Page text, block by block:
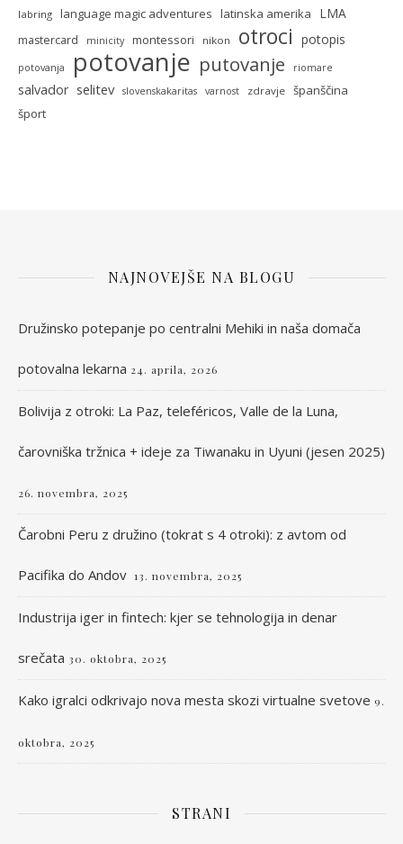
labring language magic adventures latinska amerika LMA
mastercard minicity montessori nikon otroci potopis
potovanja potovanje putovanje riomare
salvador selitev slovenskakaritas varnost zdravje španščina
šport
NAJNOVEJŠE NA BLOGU
Družinsko potepanje po centralni Mehiki in naša domača
potovalna lekarna 24. aprila, 2026
Bolivija z otroki: La Paz, teleféricos, Valle de la Luna,
čarovniška tržnica + ideje za Tiwanaku in Uyuni (jesen 2025)
26. novembra, 2025
Čarobni Peru z družino (tokrat s 4 otroki): z avtom od
Pacifika do Andov 13. novembra, 2025
Industrija iger in fintech: kjer se tehnologija in denar
srečata 30. oktobra, 2025
Kako igralci odkrivajo nova mesta skozi virtualne svetove 9.
oktobra, 2025
STRANI